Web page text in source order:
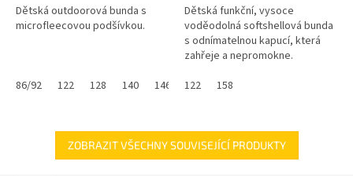
Dětská outdoorová bunda s
microfleecovou podšívkou.
86/92 122 128 140 146 152
Dětská funkční, vysoce
voděodolná softshellová bunda
s odnímatelnou kapucí, která
zahřeje a nepromokne.
122
158
ZOBRAZIT VŠECHNY SOUVISEJÍCÍ PRODUKTY